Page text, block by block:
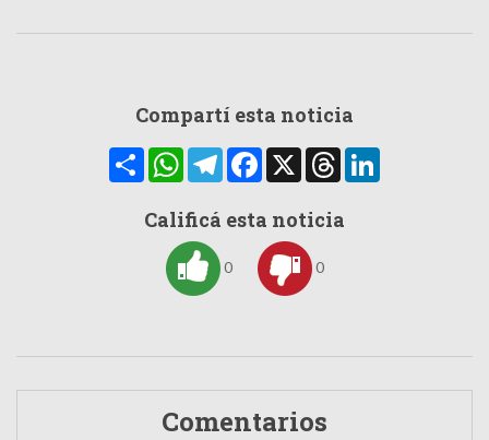
Compartí esta noticia
CompartirWhatsAppTelegramFacebook
X Threads
Calificá esta noticia
0 0
Comentarios